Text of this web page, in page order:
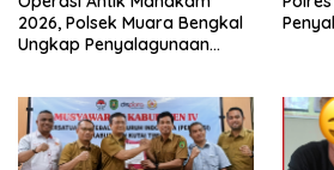
2026, Polsek Muara Bengkal
Ungkap Penyalagunaan